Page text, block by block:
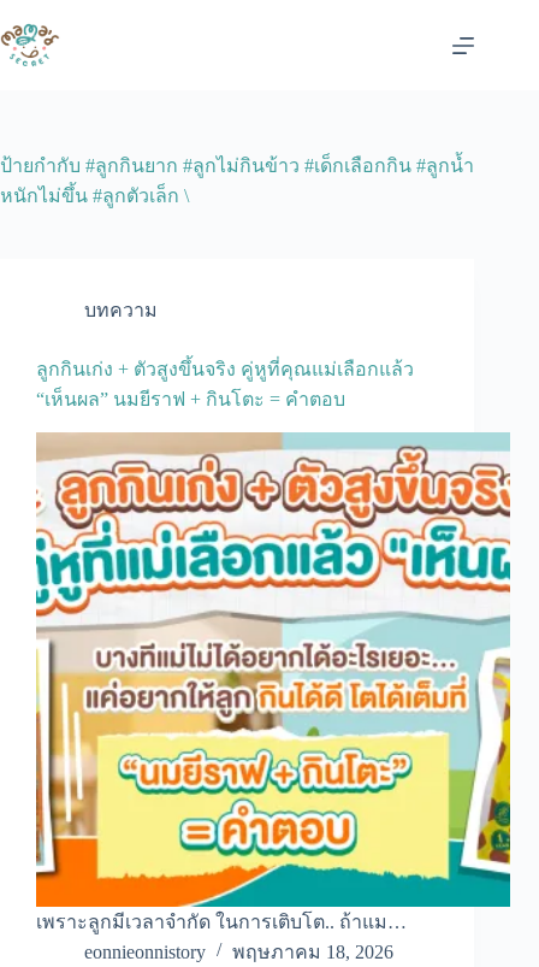
to
content
ป้ายกำกับ #ลูกกินยาก #ลูกไม่กินข้าว #เด็กเลือกกิน #ลูกน้ำ
หนักไม่ขึ้น #ลูกตัวเล็ก \
บทความ
ลูกกินเก่ง + ตัวสูงขึ้นจริง คู่หูที่คุณแม่เลือกแล้ว
“เห็นผล” นมยีราฟ + กินโตะ = คำตอบ
เพราะลูกมีเวลาจำกัด ในการเติบโต.. ถ้าแม…
eonnieonnistory
พฤษภาคม 18, 2026